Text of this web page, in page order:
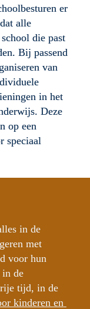
er
alle
die past
Bij passend
van
in het
Deze
op een
speciaal
in de
met
voor hun
de
tijd, in de
kinderen en